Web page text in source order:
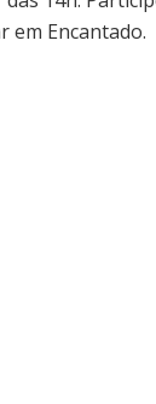
em Encantado.